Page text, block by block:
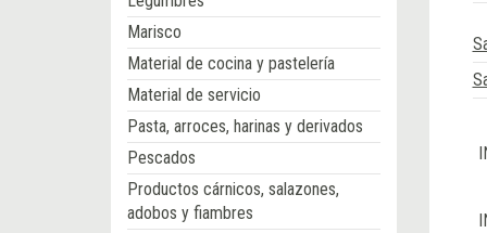
Marisco
Material de cocina y pastelería
Material de servicio
Pasta, arroces, harinas y derivados
Pescados
Productos cárnicos, salazones,
adobos y fiambres